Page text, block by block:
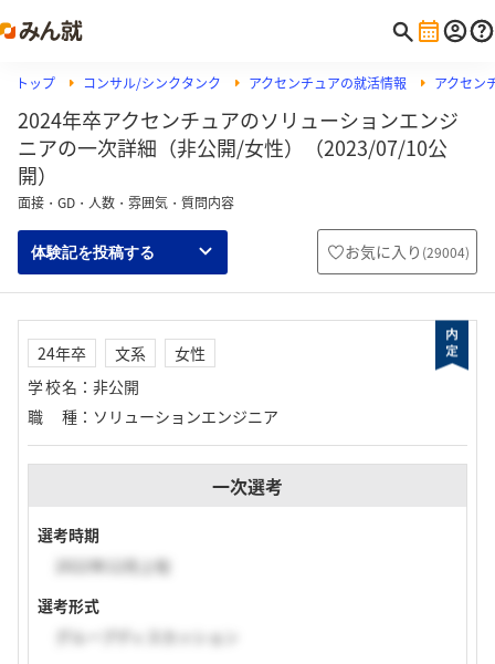
トップ コンサル/シンクタンク アクセンチュアの就活情報 アクセン
2024年卒アクセンチュアのソリューションエンジ
ニアの一次詳細（非公開/女性）（2023/07/10公
開）
面接・GD・人数・雰囲気・質問内容
体験記を投稿する お気に入り (29004)
24年卒 文系
女性
学校名 ： 非公開
職種 ： ソリューションエンジニア
一次選考
選考時期
2022年12月上旬
選考形式
グループディスカッション